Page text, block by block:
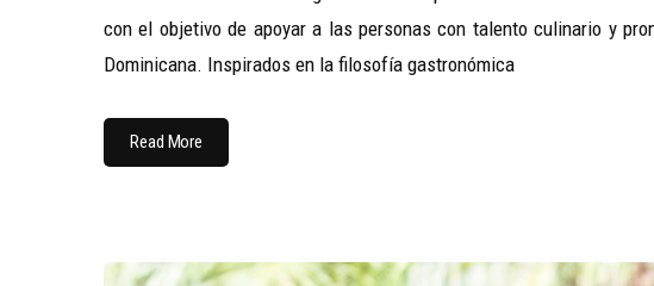
con el objetivo de apoyar a las personas con talento culinario y
Dominicana. Inspirados en la filosofía gastronómica
Read More